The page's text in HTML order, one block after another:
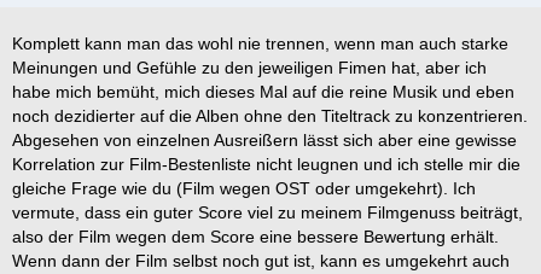
Komplett kann man das wohl nie trennen, wenn man auch starke
Meinungen und Gefühle zu den jeweiligen Fimen hat, aber ich
habe mich bemüht, mich dieses Mal auf die reine Musik und eben
noch dezidierter auf die Alben ohne den Titeltrack zu konzentrieren.
Abgesehen von einzelnen Ausreißern lässt sich aber eine gewisse
Korrelation zur Film-Bestenliste nicht leugnen und ich stelle mir die
gleiche Frage wie du (Film wegen OST oder umgekehrt). Ich
vermute, dass ein guter Score viel zu meinem Filmgenuss beiträgt,
also der Film wegen dem Score eine bessere Bewertung erhält.
Wenn dann der Film selbst noch gut ist, kann es umgekehrt auch